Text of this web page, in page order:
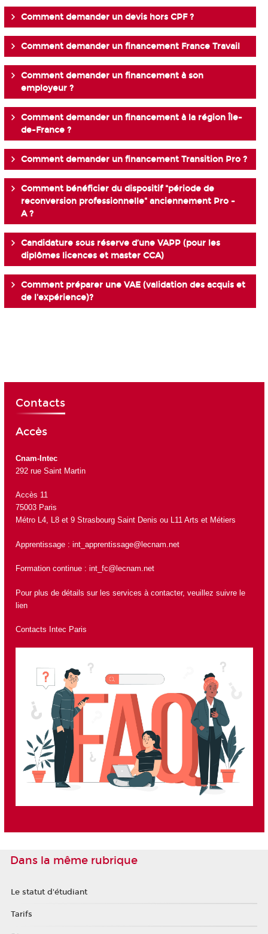
Comment demander un devis hors CPF ?
Comment demander un financement France Travail
Comment demander un financement à son
employeur ?
Comment demander un financement à la région Île-
de-France ?
Comment demander un financement Transition Pro ?
Comment bénéficier du dispositif "période de
reconversion professionnelle" anciennement Pro -
A ?
Candidature sous réserve d’une VAPP (pour les
diplômes licences et master CCA)
Comment préparer une VAE (validation des acquis et
de l'expérience)?
Contacts
Accès
Cnam-Intec
292 rue Saint Martin
Accès 11
75003 Paris
Métro L4, L8 et 9 Strasbourg Saint Denis ou L11 Arts et Métiers
Apprentissage : int_apprentissage@lecnam.net
Formation continue : int_fc@lecnam.net
Pour plus de détails sur les services à contacter, veuillez suivre le
lien
Contacts Intec Paris
Dans la même rubrique
Le statut d'étudiant
Tarifs